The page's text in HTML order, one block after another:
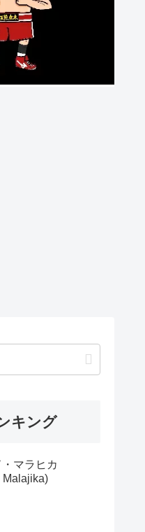
キング
マラヒカ
Malajika)